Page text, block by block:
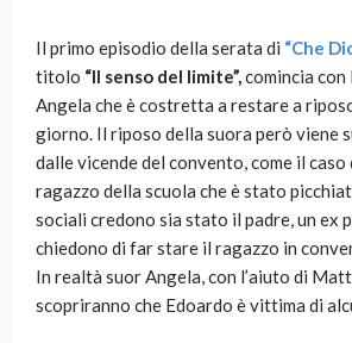
Il primo episodio della serata di “Che
titolo “Il senso del limite”,comincia con
Angela che è costretta a restare a
giorno. Il riposo della suora però viene
dalle vicende del convento, come il caso
ragazzo della scuola che è stato
sociali credono sia stato il padre, un ex
chiedono di far stare il ragazzo in
In realtà suor Angela, con l’aiuto di
scopriranno che Edoardo è vittima di